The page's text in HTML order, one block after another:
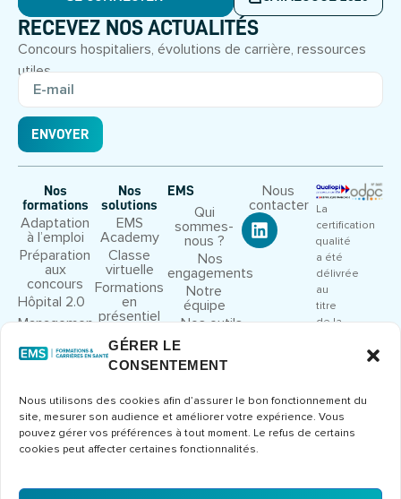
GÉRER LE
CONSENTEMENT
Nous utilisons des cookies afin d’assurer le bon fonctionnement du
site, mesurer son audience et améliorer votre expérience. Vous
pouvez gérer vos préférences à tout moment. Le refus de certains
cookies peut affecter certaines fonctionnalités.
RECEVEZ NOS ACTUALITÉS
Concours hospitaliers, évolutions de carrière, ressources
utiles.
ENVOYER
Nos
formations
Adaptation
à l’emploi
Préparation
aux
concours
Hôpital 2.0
Management
Droit et
Congrès et
séminaires
Formations
métier
Nos
solutions
EMS
Academy
Classe
virtuelle
Formations
en
présentiel
EMS
Qui
sommes-
nous ?
Nos
engagements
Notre
équipe
Nos outils
pédagogiques
rejoindre
Nous
contacter
La
certification
qualité
a été
délivrée
au
titre
de la
ACTIONS
DE
FORMATION